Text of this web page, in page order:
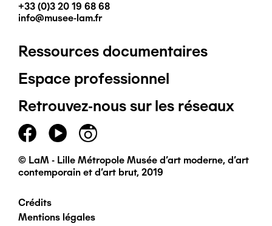
+33 (0)3 20 19 68 68
info@musee-lam.fr
Pied
de
page
principal
Ressources documentaires
Espace professionnel
Retrouvez-nous sur les réseaux
© LaM - Lille Métropole Musée d'art moderne, d'art
contemporain et d'art brut, 2019
Pied
Crédits
Mentions légales